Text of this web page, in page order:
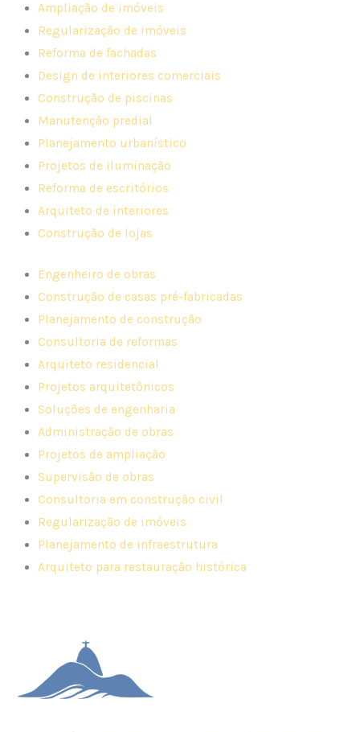
Ampliação de imóveis
Regularização de imóveis
Reforma de fachadas
Design de interiores comerciais
Construção de piscinas
Manutenção predial
Planejamento urbanístico
Projetos de iluminação
Reforma de escritórios
Arquiteto de interiores
Construção de lojas
Engenheiro de obras
Construção de casas pré-fabricadas
Planejamento de construção
Consultoria de reformas
Arquiteto residencial
Projetos arquitetônicos
Soluções de engenharia
Administração de obras
Projetos de ampliação
Supervisão de obras
Consultoria em construção civil
Regularização de imóveis
Planejamento de infraestrutura
Arquiteto para restauração histórica